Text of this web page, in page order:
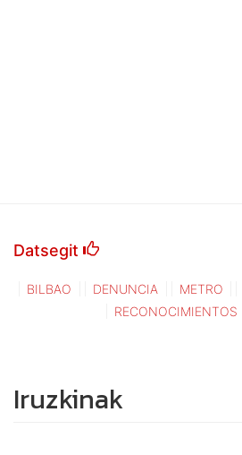
Datsegit
BILBAO DENUNCIA METRO
RECONOCIMIENTOS
Iruzkinak